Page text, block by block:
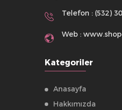
Telefon : (532)
Web :
Kategoriler
Anasayfa
Hakkımızda